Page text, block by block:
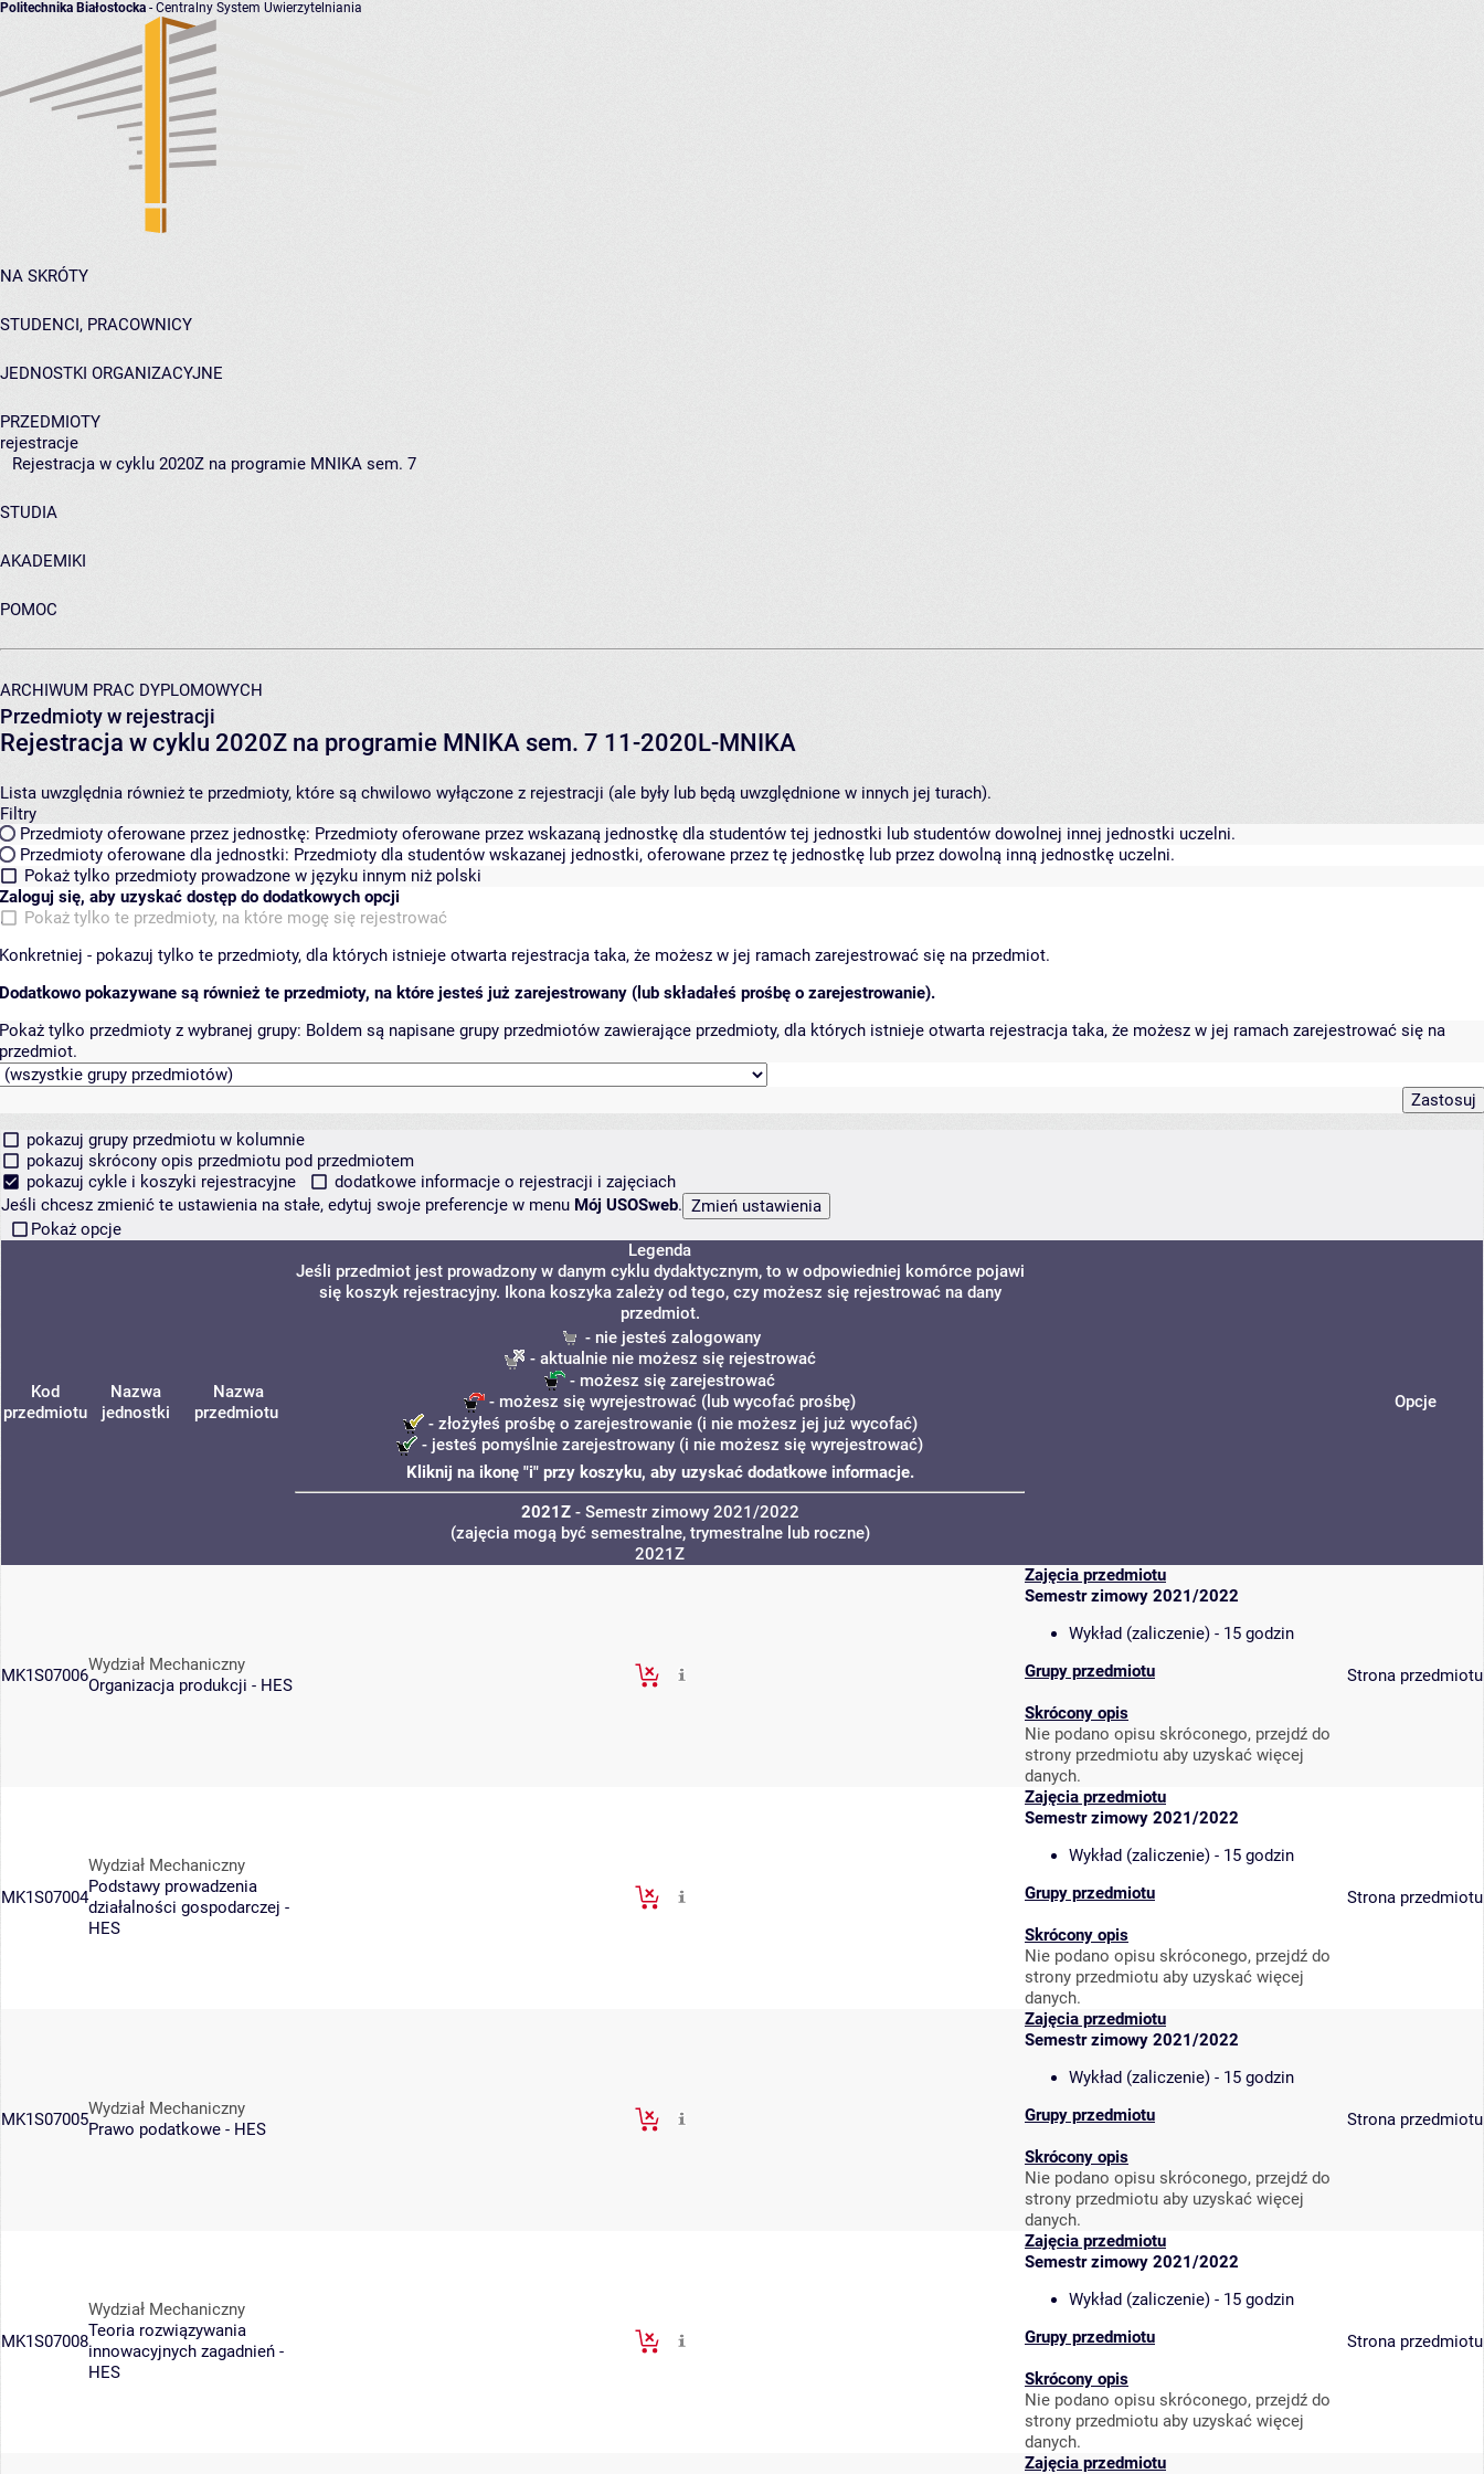
Politechnika Białostocka - Centralny System Uwierzytelniania
NA SKRÓTY
STUDENCI, PRACOWNICY
JEDNOSTKI ORGANIZACYJNE
PRZEDMIOTY
rejestracje
Rejestracja w cyklu 2020Z na programie MNIKA sem. 7
STUDIA
AKADEMIKI
POMOC
ARCHIWUM PRAC DYPLOMOWYCH
Przedmioty w rejestracji
Rejestracja w cyklu 2020Z na programie MNIKA sem. 7 11-2020L-MNIKA
Lista uwzględnia również te przedmioty, które są chwilowo wyłączone z rejestracji (ale były lub będą uwzględnione w innych jej turach).
Filtry
Przedmioty oferowane przez jednostkę: Przedmioty oferowane przez wskazaną jednostkę dla studentów tej jednostki lub studentów dowolnej innej jednostki uczelni.
Przedmioty oferowane dla jednostki: Przedmioty dla studentów wskazanej jednostki, oferowane przez tę jednostkę lub przez dowolną inną jednostkę uczelni.
Pokaż tylko przedmioty prowadzone w języku innym niż polski
Zaloguj się, aby uzyskać dostęp do dodatkowych opcji
Pokaż tylko te przedmioty, na które mogę się rejestrować
Konkretniej - pokazuj tylko te przedmioty, dla których istnieje otwarta rejestracja taka, że możesz w jej ramach zarejestrować się na przedmiot.
Dodatkowo pokazywane są również te przedmioty, na które jesteś już zarejestrowany (lub składałeś prośbę o zarejestrowanie).
Pokaż tylko przedmioty z wybranej grupy: Boldem są napisane grupy przedmiotów zawierające przedmioty, dla których istnieje otwarta rejestracja taka, że możesz w jej ramach zarejestrować się na
przedmiot.
pokazuj grupy przedmiotu w kolumnie
pokazuj skrócony opis przedmiotu pod przedmiotem
pokazuj cykle i koszyki rejestracyjne
dodatkowe informacje o rejestracji i zajęciach
Jeśli chcesz zmienić te ustawienia na stałe, edytuj swoje preferencje w menu Mój USOSweb.
Pokaż opcje
Kod
przedmiotu
Nazwa
jednostki
Nazwa
przedmiotu
Legenda
Jeśli przedmiot jest prowadzony w danym cyklu dydaktycznym, to w odpowiedniej komórce pojawi
się koszyk rejestracyjny. Ikona koszyka zależy od tego, czy możesz się rejestrować na dany
przedmiot.
- nie jesteś zalogowany
- aktualnie nie możesz się rejestrować
- możesz się zarejestrować
- możesz się wyrejestrować (lub wycofać prośbę)
- złożyłeś prośbę o zarejestrowanie (i nie możesz jej już wycofać)
- jesteś pomyślnie zarejestrowany (i nie możesz się wyrejestrować)
Kliknij na ikonę "i" przy koszyku, aby uzyskać dodatkowe informacje.
2021Z- Semestr zimowy 2021/2022
(zajęcia mogą być semestralne, trymestralne lub roczne)
Opcje
2021Z
MK1S07006
Wydział Mechaniczny
Organizacja produkcji - HES
Zajęcia przedmiotu
Semestr zimowy 2021/2022
Wykład (zaliczenie) - 15 godzin
Grupy przedmiotu
Skrócony opis
Nie podano opisu skróconego, przejdź do
strony przedmiotu aby uzyskać więcej
danych.
Strona przedmiotu
MK1S07004
Wydział Mechaniczny
Podstawy prowadzenia
działalności gospodarczej -
HES
Zajęcia przedmiotu
Semestr zimowy 2021/2022
Wykład (zaliczenie) - 15 godzin
Grupy przedmiotu
Skrócony opis
Nie podano opisu skróconego, przejdź do
strony przedmiotu aby uzyskać więcej
danych.
Strona przedmiotu
MK1S07005
Wydział Mechaniczny
Prawo podatkowe - HES
Zajęcia przedmiotu
Semestr zimowy 2021/2022
Wykład (zaliczenie) - 15 godzin
Grupy przedmiotu
Skrócony opis
Nie podano opisu skróconego, przejdź do
strony przedmiotu aby uzyskać więcej
danych.
Strona przedmiotu
MK1S07008
Wydział Mechaniczny
Teoria rozwiązywania
innowacyjnych zagadnień -
HES
Zajęcia przedmiotu
Semestr zimowy 2021/2022
Wykład (zaliczenie) - 15 godzin
Grupy przedmiotu
Skrócony opis
Nie podano opisu skróconego, przejdź do
strony przedmiotu aby uzyskać więcej
danych.
Strona przedmiotu
Zajęcia przedmiotu